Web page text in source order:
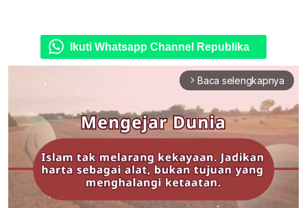
Ikuti Whatsapp Channel Republika
arrow_forward_ios Baca selengkapnya